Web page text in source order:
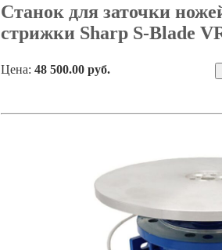
Станок для заточки
стрижки Sharp S-Blade
Цена: 48 500.00 руб.